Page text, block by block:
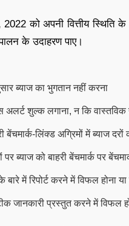
को अपनी वित्तीय स्थिति
के उदाहरण पाए।
ब्याज का भुगतान नहीं करना
अलर्ट शुल्क लगाना, न कि
बेंचमार्क-लिंक्ड अग्रिमों में ब्याज
ब्याज को बाहरी बेंचमार्क पर
में रिपोर्ट करने में विफल होना या
जानकारी प्रस्तुत करने में विफल